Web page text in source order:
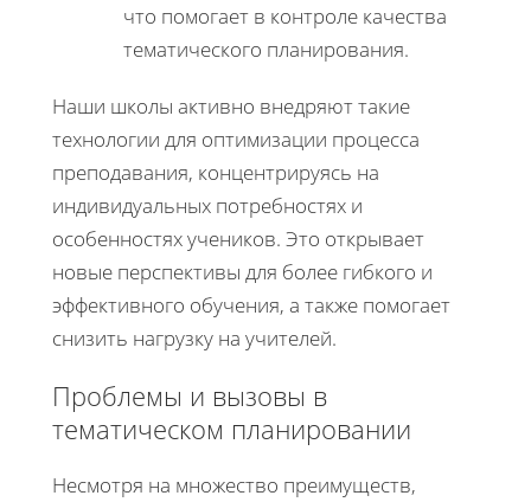
что помогает в контроле качества
тематического планирования.
Наши школы активно внедряют такие
технологии для оптимизации процесса
преподавания, концентрируясь на
индивидуальных потребностях и
особенностях учеников. Это открывает
новые перспективы для более гибкого и
эффективного обучения, а также помогает
снизить нагрузку на учителей.
Проблемы и вызовы в
тематическом планировании
Несмотря на множество преимуществ,